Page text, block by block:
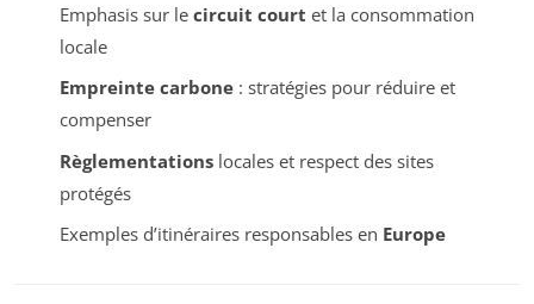
Emphasis sur le circuit court et la consommation
locale
Empreinte carbone: stratégies pour réduire et
compenser
Règlementationslocales et respect des sites
protégés
Exemples d’itinéraires responsables en Europe